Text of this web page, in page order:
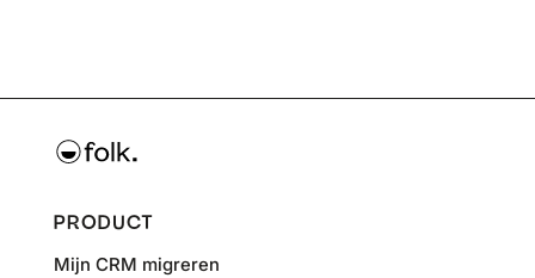
PRODUCT
Mijn CRM migreren